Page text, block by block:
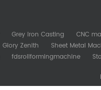
Grey Iron Casting CNC
Glory Zenith Sheet Metal
fdsrollformingmachine